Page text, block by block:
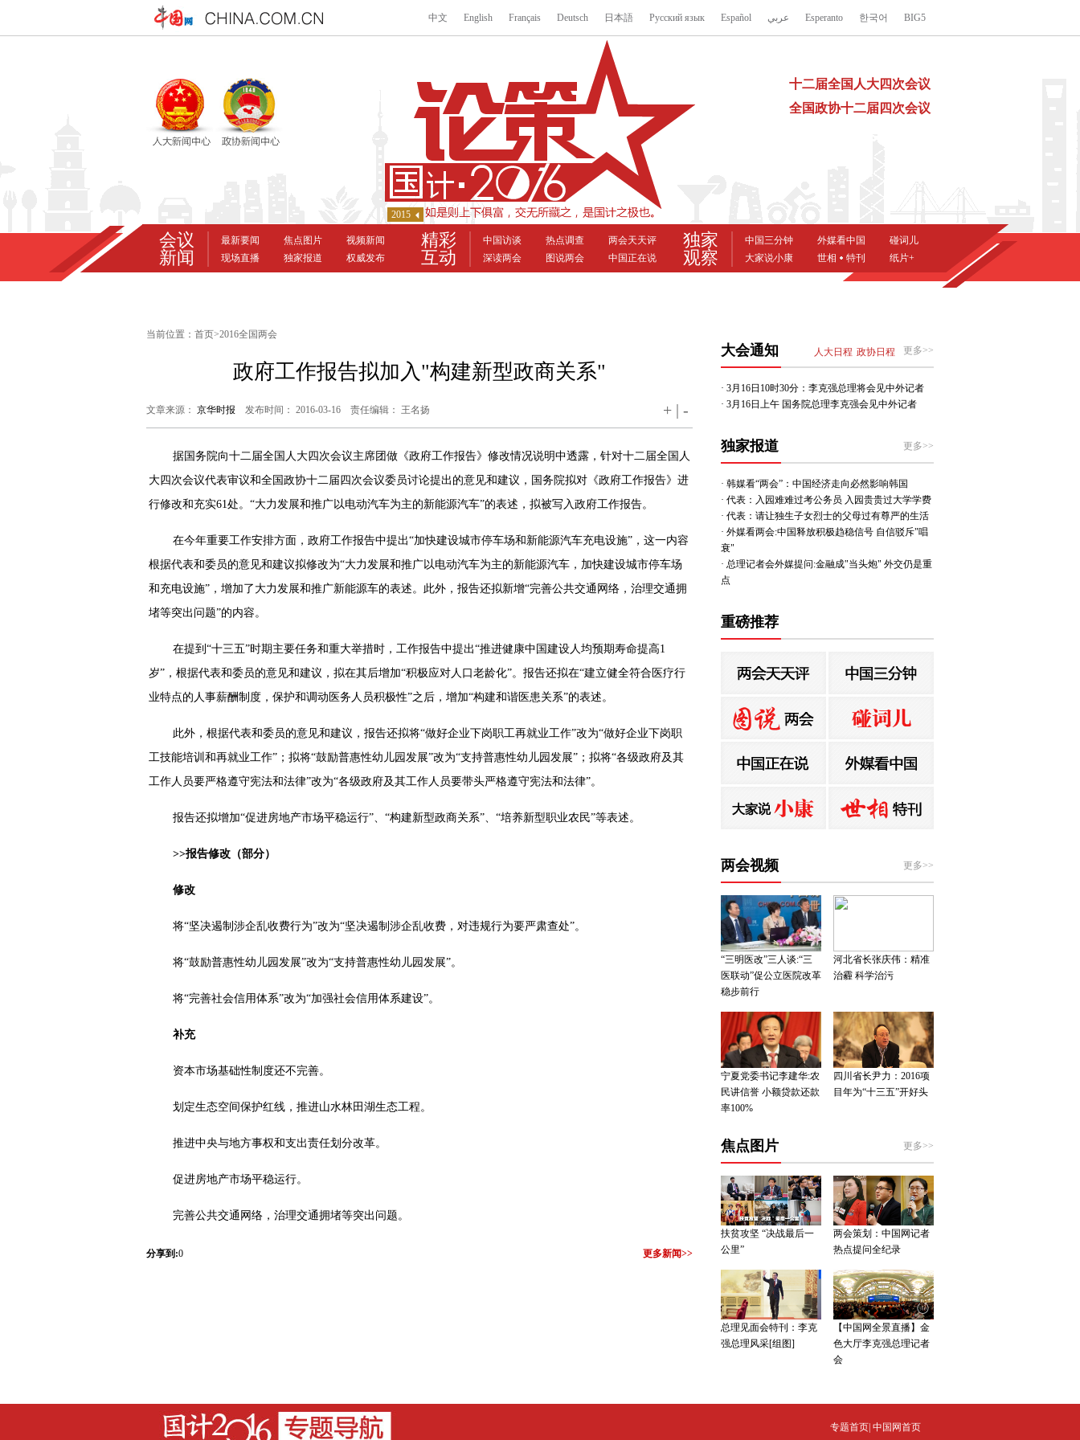
当前位置： 首页>2016全国两会
政府工作报告拟加入"构建新型政商关系"
文章来源： 京华时报 发布时间： 2016-03-16 责任编辑： 王名扬 + | -
据国务院向十二届全国人大四次会议主席团做《政府工作报告》修改情况说明中透露，针对十二届全国人
大四次会议代表审议和全国政协十二届四次会议委员讨论提出的意见和建议，国务院拟对《政府工作报告》进
行修改和充实61处。“大力发展和推广以电动汽车为主的新能源汽车”的表述，拟被写入政府工作报告。
在今年重要工作安排方面，政府工作报告中提出“加快建设城市停车场和新能源汽车充电设施”，这一内容
根据代表和委员的意见和建议拟修改为“大力发展和推广以电动汽车为主的新能源汽车，加快建设城市停车场
和充电设施”，增加了大力发展和推广新能源车的表述。此外，报告还拟新增“完善公共交通网络，治理交通拥
堵等突出问题”的内容。
在提到“十三五”时期主要任务和重大举措时，工作报告中提出“推进健康中国建设人均预期寿命提高1
岁”，根据代表和委员的意见和建议，拟在其后增加“积极应对人口老龄化”。报告还拟在“建立健全符合医疗行
业特点的人事薪酬制度，保护和调动医务人员积极性”之后，增加“构建和谐医患关系”的表述。
此外，根据代表和委员的意见和建议，报告还拟将“做好企业下岗职工再就业工作”改为“做好企业下岗职
工技能培训和再就业工作”；拟将“鼓励普惠性幼儿园发展”改为“支持普惠性幼儿园发展”；拟将“各级政府及其
工作人员要严格遵守宪法和法律”改为“各级政府及其工作人员要带头严格遵守宪法和法律”。
报告还拟增加“促进房地产市场平稳运行”、“构建新型政商关系”、“培养新型职业农民”等表述。
>>报告修改（部分）
修改
将“坚决遏制涉企乱收费行为”改为“坚决遏制涉企乱收费，对违规行为要严肃查处”。
将“鼓励普惠性幼儿园发展”改为“支持普惠性幼儿园发展”。
将“完善社会信用体系”改为“加强社会信用体系建设”。
补充
资本市场基础性制度还不完善。
划定生态空间保护红线，推进山水林田湖生态工程。
推进中央与地方事权和支出责任划分改革。
促进房地产市场平稳运行。
完善公共交通网络，治理交通拥堵等突出问题。
更多新闻>>
分享到:0